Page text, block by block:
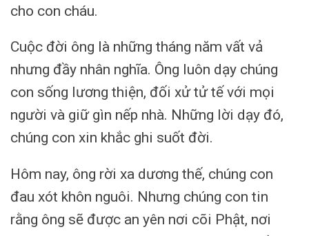
cho con cháu.
Cuộc đời ông là những tháng năm vất vả
nhưng đầy nhân nghĩa. Ông luôn dạy chúng
con sống lương thiện, đối xử tử tế với mọi
người và giữ gìn nếp nhà. Những lời dạy đó,
chúng con xin khắc ghi suốt đời.
Hôm nay, ông rời xa dương thế, chúng con
đau xót khôn nguôi. Nhưng chúng con tin
rằng ông sẽ được an yên nơi cõi Phật, nơi